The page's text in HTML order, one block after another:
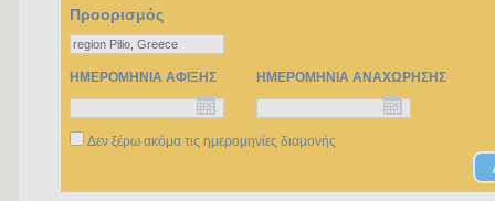
Προορισμός
ΗΜΕΡΟΜΗΝΙΑ ΑΦΙΞΗΣ ΗΜΕΡΟΜΗΝΙΑ ΑΝΑΧΩΡΗΣΗΣ
Δεν ξέρω ακόμα τις ημερομηνίες διαμονής